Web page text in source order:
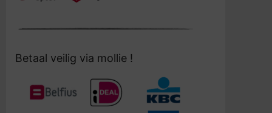
Betaal veilig via mollie !